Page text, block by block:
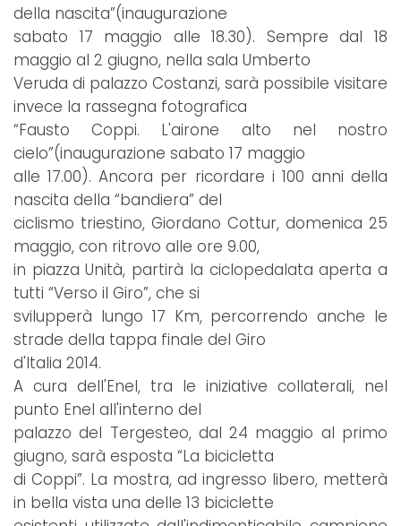
della nascita”(inaugurazione
sabato 17 maggio alle 18.30). Sempre dal 18
maggio al 2 giugno, nella sala Umberto
Veruda di palazzo Costanzi, sarà possibile visitare
invece la rassegna fotografica
“Fausto Coppi. L'airone alto nel nostro
cielo”(inaugurazione sabato 17 maggio
alle 17.00). Ancora per ricordare i 100 anni della
nascita della “bandiera” del
ciclismo triestino, Giordano Cottur, domenica 25
maggio, con ritrovo alle ore 9.00,
in piazza Unità, partirà la ciclopedalata aperta a
tutti “Verso il Giro”, che si
svilupperà lungo 17 Km, percorrendo anche le
strade della tappa finale del Giro
d'Italia 2014.
A cura dell'Enel, tra le iniziative collaterali, nel
punto Enel all'interno del
palazzo del Tergesteo, dal 24 maggio al primo
giugno, sarà esposta “La bicicletta
di Coppi”. La mostra, ad ingresso libero, metterà
in bella vista una delle 13 biciclette